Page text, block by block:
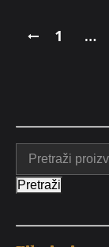
1 …
Pretraži